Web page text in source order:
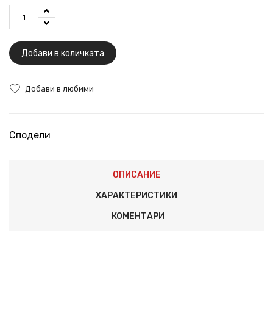
Добави в количката
Добави в любими
Сподели
ОПИСАНИЕ
ХАРАКТЕРИСТИКИ
КОМЕНТАРИ